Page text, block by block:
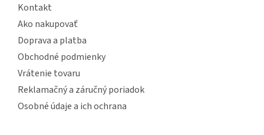
Kontakt
Ako nakupovať
Doprava a platba
Obchodné podmienky
Vrátenie tovaru
Reklamačný a záručný poriadok
Osobné údaje a ich ochrana